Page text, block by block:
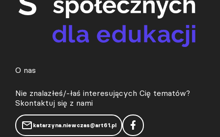
O nas
Nie znalazłeś/-łaś interesujących Cię tematów?
Skontaktuj się z nami
katarzyna.niewczas@art61.pl